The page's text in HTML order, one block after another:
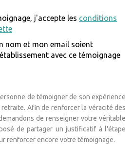
j'accepte les conditions
nom et mon email soient
avec ce témoignage
de témoigner de son expérience
Afin de renforcer la véracité des
de renseigner votre véritable
de partager un justificatif à l'étape
renforcer encore votre témoignage.